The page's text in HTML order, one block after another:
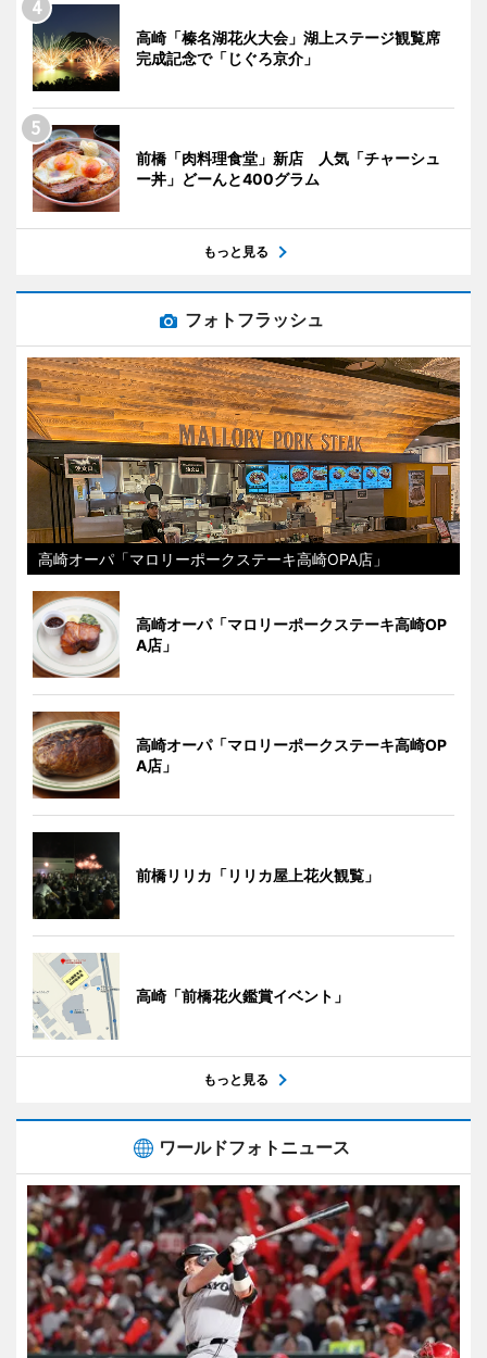
高崎「榛名湖花火大会」湖上ステージ観覧席
完成記念で「じぐろ京介」
前橋「肉料理食堂」新店 人気「チャーシュ
ー丼」どーんと400グラム
もっと見る
フォトフラッシュ
高崎オーパ「マロリーポークステーキ高崎OPA店」
高崎オーパ「マロリーポークステーキ高崎OP
A店」
高崎オーパ「マロリーポークステーキ高崎OP
A店」
前橋リリカ「リリカ屋上花火観覧」
高崎「前橋花火鑑賞イベント」
もっと見る
ワールドフォトニュース